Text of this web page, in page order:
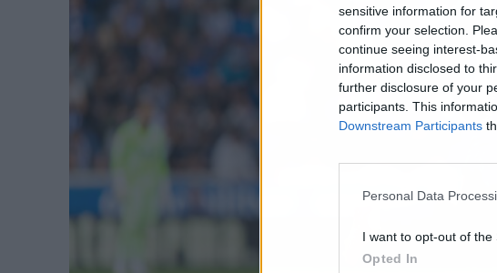
sensitive information for
confirm your selection.
continue seeing interest-
information disclosed to
further disclosure of your
participants. This
Downstream Participants
Personal Data
I want to opt-out of the
Opted In